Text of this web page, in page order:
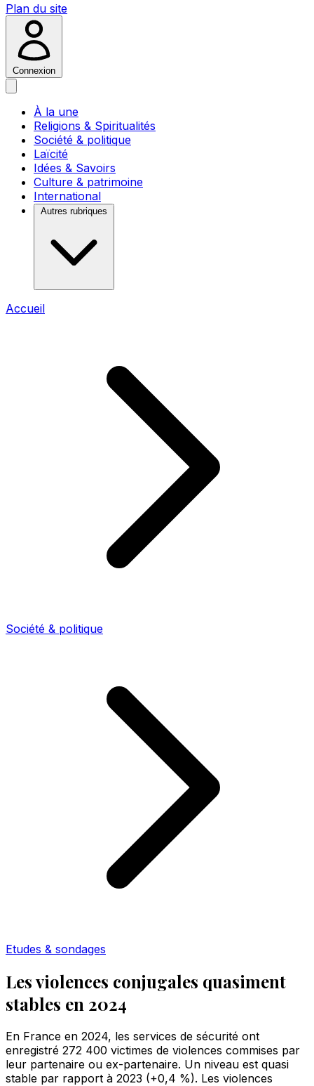
Plan du site
Connexion
À la une
Religions & Spiritualités
Société & politique
Laïcité
Idées & Savoirs
Culture & patrimoine
International
Autres rubriques
Accueil
Société & politique
Etudes & sondages
Les violences conjugales quasiment
stables en 2024
En France en 2024, les services de sécurité ont
enregistré 272 400 victimes de violences commises par
leur partenaire ou ex-partenaire. Un niveau est quasi
stable par rapport à 2023 (+0,4 %). Les violences